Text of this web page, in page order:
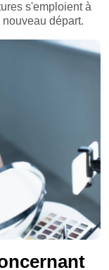
s'emploient à
départ.